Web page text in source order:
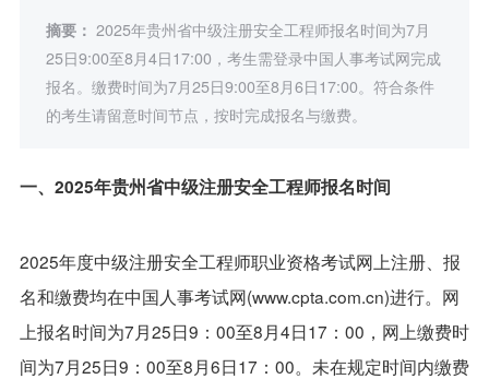
摘要： 2025年贵州省中级注册安全工程师报名时间为7月
25日9:00至8月4日17:00，考生需登录中国人事考试网完成
报名。缴费时间为7月25日9:00至8月6日17:00。符合条件
的考生请留意时间节点，按时完成报名与缴费。
一、2025年贵州省中级注册安全工程师报名时间
2025年度中级注册安全工程师职业资格考试网上注册、报
名和缴费均在中国人事考试网(www.cpta.com.cn)进行。网
上报名时间为7月25日9：00至8月4日17：00，网上缴费时
间为7月25日9：00至8月6日17：00。未在规定时间内缴费